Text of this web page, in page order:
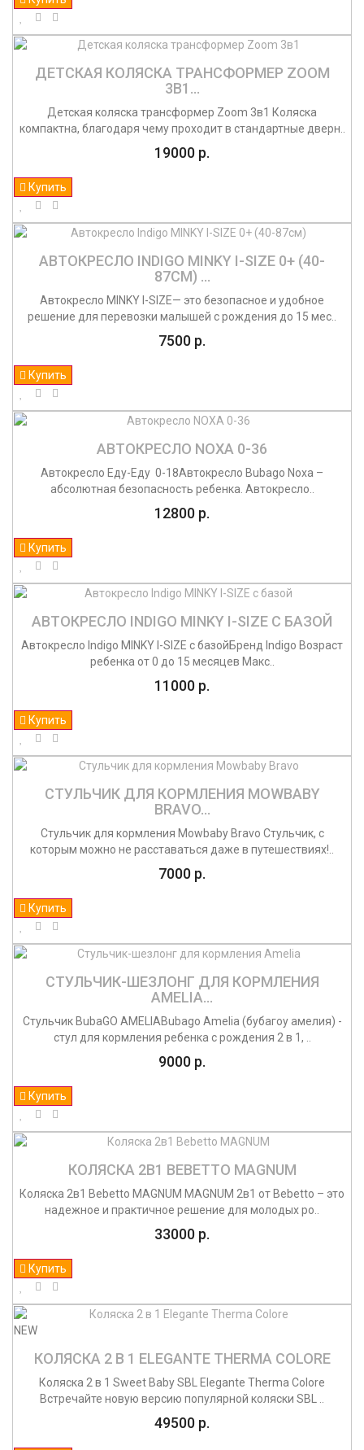
ДЕТСКАЯ КОЛЯСКА ТРАНСФОРМЕР ZOOM
3В1...
Детская коляска трансформер Zoom 3в1 Коляска
компактна, благодаря чему проходит в стандартные дверн..
19000 р.
Купить
АВТОКРЕСЛО INDIGO MINKY I-SIZE 0+ (40-
87СМ) ...
Автокресло MINKY I-SIZE— это безопасное и удобное
решение для перевозки малышей с рождения до 15 мес..
7500 р.
Купить
АВТОКРЕСЛО NOXA 0-36
Автокресло Еду-Еду 0-18Автокресло Bubago Noxa –
абсолютная безопасность ребенка. Автокресло..
12800 р.
Купить
АВТОКРЕСЛО INDIGO MINKY I-SIZE C БАЗОЙ
Автокресло Indigo MINKY I-SIZE c базойБренд Indigo Возраст
ребенка от 0 до 15 месяцев Макс..
11000 р.
Купить
СТУЛЬЧИК ДЛЯ КОРМЛЕНИЯ MOWBABY
BRAVO...
Стульчик для кормления Mowbaby Bravo Стульчик, с
которым можно не расставаться даже в путешествиях!..
7000 р.
Купить
СТУЛЬЧИК-ШЕЗЛОНГ ДЛЯ КОРМЛЕНИЯ
AMELIA...
Стульчик BubaGO AMELIABubago Amelia (бубагоу амелия) -
стул для кормления ребенка с рождения 2 в 1, ..
9000 р.
Купить
КОЛЯСКА 2В1 BEBETTO MAGNUM
Коляска 2в1 Bebetto MAGNUM MAGNUM 2в1 от Bebetto – это
надежное и практичное решение для молодых ро..
33000 р.
Купить
NEW
КОЛЯСКА 2 В 1 ELEGANTE THERMA COLORE
Коляска 2 в 1 Sweet Baby SBL Elegante Therma Colore
Встречайте новую версию популярной коляски SBL ..
49500 р.